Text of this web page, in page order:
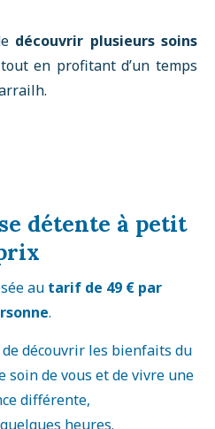
découvrir plusieurs soins
en profitant d’un temps
détente à petit
au tarif de 49 € par
.
de découvrir les bienfaits du
de vous et de vivre une
différente,
heures.